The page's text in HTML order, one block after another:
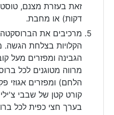
דקות) או מחבת.
מרכיבים את
הקלויות בצלחת הגשה.
מרווה מטוגנים לכל
הלחם) ומפזרים אגוזי
קורט קטן של שבבי צ'ילי
בערך חצי כפית לכל